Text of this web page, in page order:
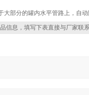
部分的罐内水平管路上，自动
信息，填写下表直接与厂家联系